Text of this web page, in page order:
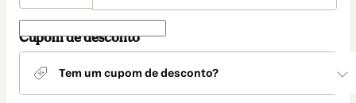
Cupom de desconto
Tem um cupom de desconto?